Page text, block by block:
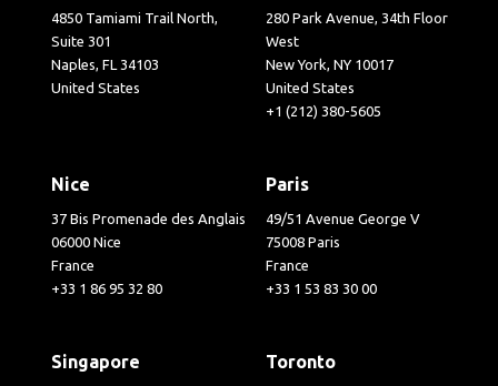
4850 Tamiami Trail North,
Suite 301
Naples, FL 34103
United States
280 Park Avenue, 34th Floor
West
New York, NY 10017
United States
+1 (212) 380-5605
Nice
37 Bis Promenade des Anglais
06000 Nice
France
+33 1 86 95 32 80
Paris
49/51 Avenue George V
75008 Paris
France
+33 1 53 83 30 00
Singapore Toronto